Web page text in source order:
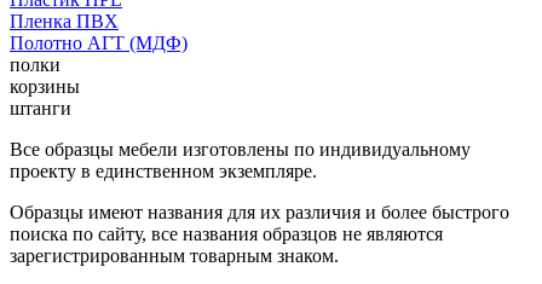
Пленка ПВХ
Полотно АГТ (МДФ)
полки
корзины
штанги
Все образцы мебели изготовлены по индивидуальному
проекту в единственном экземпляре.
Образцы имеют названия для их различия и более быстрого
поиска по сайту, все названия образцов не являются
зарегистрированным товарным знаком.